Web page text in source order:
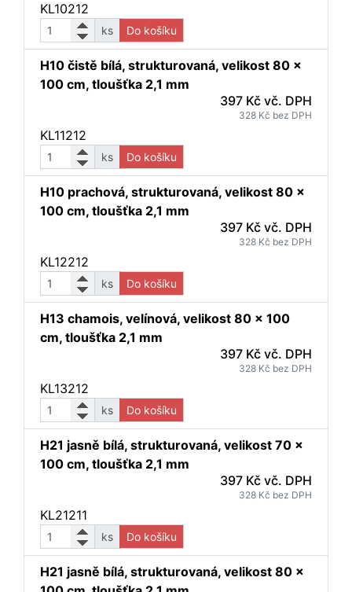
KL10212
ks Do košíku
H10 čistě bílá, strukturovaná, velikost 80 x
100 cm, tloušťka 2,1 mm
397 Kč vč. DPH
328 Kč bez DPH
KL11212
ks Do košíku
H10 prachová, strukturovaná, velikost 80 x
100 cm, tloušťka 2,1 mm
397 Kč vč. DPH
328 Kč bez DPH
KL12212
ks Do košíku
H13 chamois, velínová, velikost 80 x 100
cm, tloušťka 2,1 mm
397 Kč vč. DPH
328 Kč bez DPH
KL13212
ks Do košíku
H21 jasně bílá, strukturovaná, velikost 70 x
100 cm, tloušťka 2,1 mm
397 Kč vč. DPH
328 Kč bez DPH
KL21211
ks Do košíku
H21 jasně bílá, strukturovaná, velikost 80 x